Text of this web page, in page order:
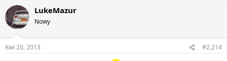
LukeMazur
Nowy
Kwi 20, 2013 #2,214